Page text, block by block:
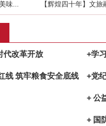
味... 【辉煌四十年】文旅
代改革开放 +学
线 筑牢粮食安全底线 +党
+ 公
+ 国